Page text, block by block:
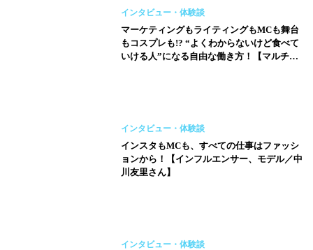
インタビュー・体験談
マーケティングもライティングもMCも舞台
もコスプレも!? “よくわからないけど食べて
いける人”になる自由な働き方！【マルチメ
インタビュー・体験談
インスタもMCも、すべての仕事はファッシ
ョンから！【インフルエンサー、モデル／中
川友里さん】
インタビュー・体験談